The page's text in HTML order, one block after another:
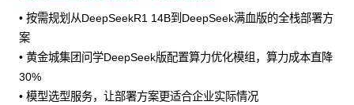
• 按需规划从DeepSeekR1 14B到DeepSeek满血版的全栈部署方
案
• 黄金城集团问学DeepSeek版配置算力优化模组，算力成本直降
30%
• 模型选型服务，让部署方案更适合企业实际情况